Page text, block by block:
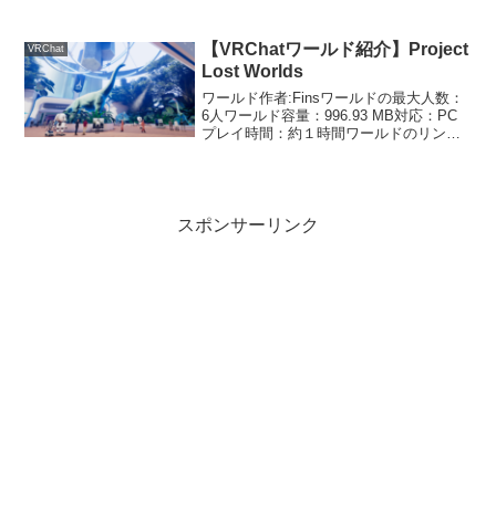
梯子をUseすると、深海のバーへ行けま
す。食べ物...
VRChat
【VRChatワールド紹介】Project
Lost Worlds
ワールド作者:Finsワールドの最大人数：
6人ワールド容量：996.93 MB対応：PC
プレイ時間：約１時間ワールドのリンク
スポンサーリンク